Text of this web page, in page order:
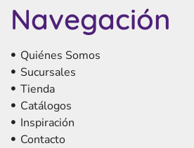
Navegación
Quiénes Somos
Sucursales
Tienda
Catálogos
Inspiración
Contacto